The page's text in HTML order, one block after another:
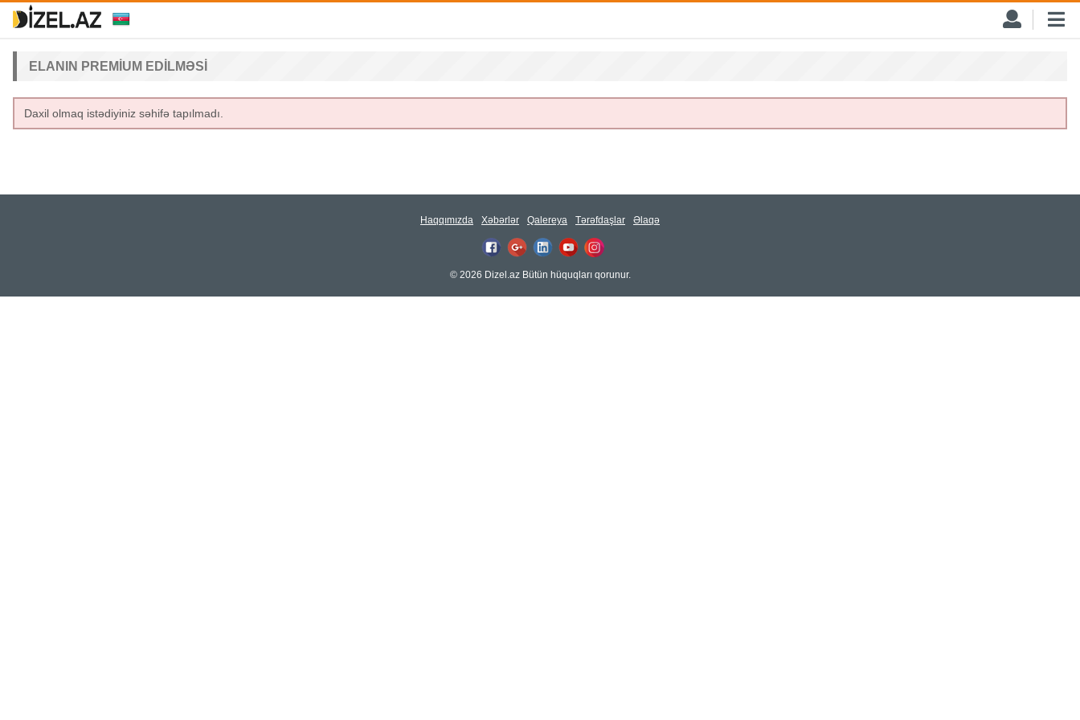
ELANIN PREMIUM EDILMƏSI
Daxil olmaq istədiyiniz səhifə tapılmadı.
Haqqımızda Xəbərlər Qalereya Tərəfdaşlar Əlaqə
© 2026 Dizel.az Bütün hüquqları qorunur.